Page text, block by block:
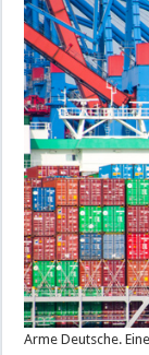
Arme Deutsche.